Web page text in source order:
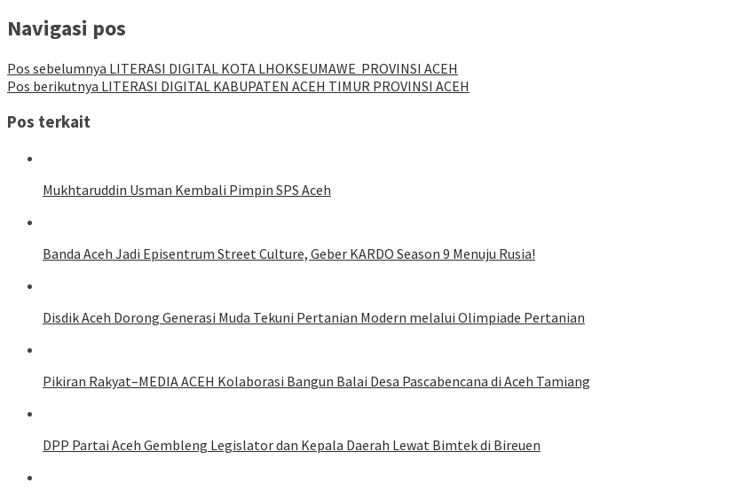
Navigasi pos
Pos sebelumnya LITERASI DIGITAL KOTA LHOKSEUMAWE PROVINSI ACEH
Pos berikutnya LITERASI DIGITAL KABUPATEN ACEH TIMUR PROVINSI ACEH
Pos terkait
Mukhtaruddin Usman Kembali Pimpin SPS Aceh
Banda Aceh Jadi Episentrum Street Culture, Geber KARDO Season 9 Menuju Rusia!
Disdik Aceh Dorong Generasi Muda Tekuni Pertanian Modern melalui Olimpiade Pertanian
Pikiran Rakyat–MEDIA ACEH Kolaborasi Bangun Balai Desa Pascabencana di Aceh Tamiang
DPP Partai Aceh Gembleng Legislator dan Kepala Daerah Lewat Bimtek di Bireuen